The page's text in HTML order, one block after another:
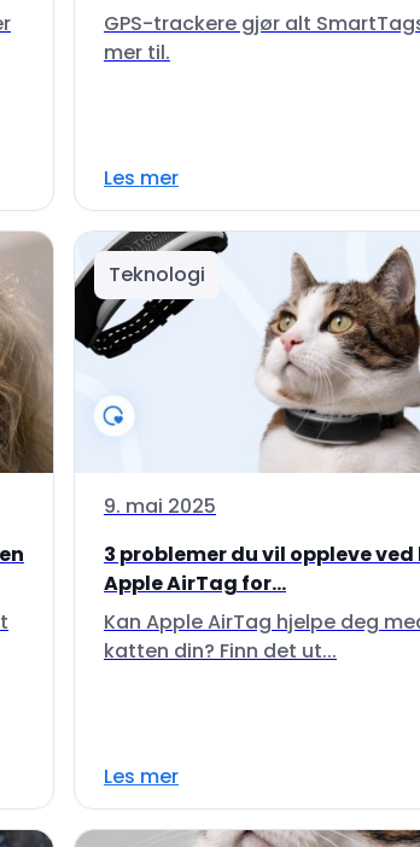
GPS-trackere gjør alt
mer til.
Les mer
Teknologi
9. mai 2025
3 problemer du vil oppleve
Apple AirTag for...
Kan Apple AirTag hjelpe deg
katten din? Finn det ut...
Les mer